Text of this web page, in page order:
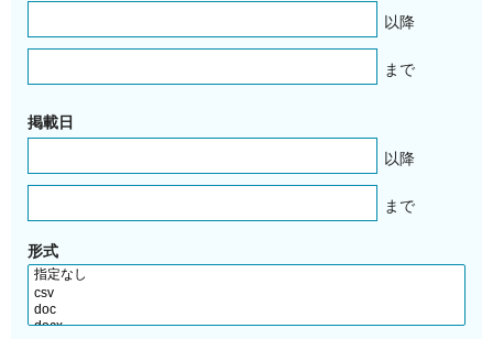
以降
まで
掲載日
以降
まで
形式